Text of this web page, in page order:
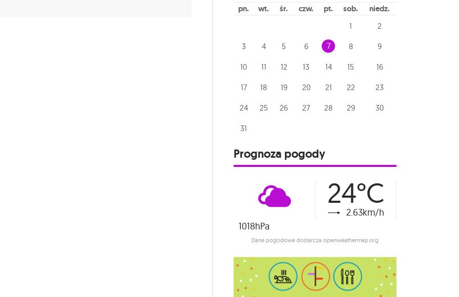
pn wt śr czw pt sob niedz
1 2
3 4 5 6 7 8 9
10 11 12 13 14 15 16
17 18 19 20 21 22 23
24 25 26 27 28 29 30
31
Prognoza pogody
24°C
2.63km/h
1018hPa
Dane pogodowe dostarcza openweathermap.org